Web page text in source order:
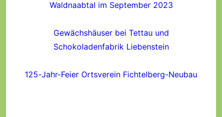
Waldnaabtal im September 2023
Gewächshäuser bei Tettau und
Schokoladenfabrik Liebenstein
125-Jahr-Feier Ortsverein Fichtelberg-Neubau